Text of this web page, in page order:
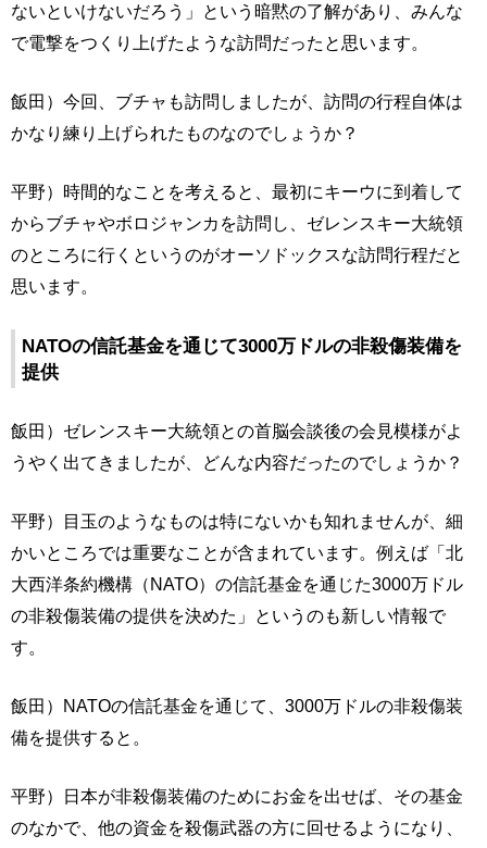
ないといけないだろう」という暗黙の了解があり、みんな
で電撃をつくり上げたような訪問だったと思います。
飯田）今回、ブチャも訪問しましたが、訪問の行程自体は
かなり練り上げられたものなのでしょうか？
平野）時間的なことを考えると、最初にキーウに到着して
からブチャやボロジャンカを訪問し、ゼレンスキー大統領
のところに行くというのがオーソドックスな訪問行程だと
思います。
NATOの信託基金を通じて3000万ドルの非殺傷装備を
提供
飯田）ゼレンスキー大統領との首脳会談後の会見模様がよ
うやく出てきましたが、どんな内容だったのでしょうか？
平野）目玉のようなものは特にないかも知れませんが、細
かいところでは重要なことが含まれています。例えば「北
大西洋条約機構（NATO）の信託基金を通じた3000万ドル
の非殺傷装備の提供を決めた」というのも新しい情報で
す。
飯田）NATOの信託基金を通じて、3000万ドルの非殺傷装
備を提供すると。
平野）日本が非殺傷装備のためにお金を出せば、その基金
のなかで、他の資金を殺傷武器の方に回せるようになり、